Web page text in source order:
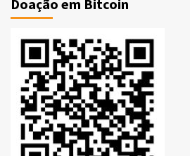
Doação em Bitcoin